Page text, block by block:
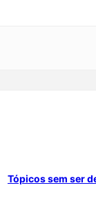
Tópicos sem ser